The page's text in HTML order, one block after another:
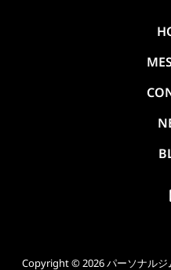
Copyright © 2026 パーソナルジ